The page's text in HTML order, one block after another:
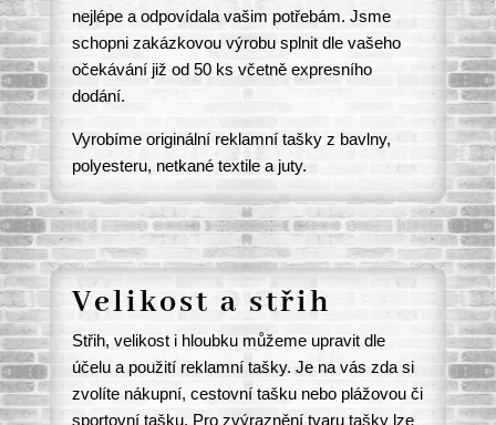
nejlépe a odpovídala vašim potřebám. Jsme
schopni zakázkovou výrobu splnit dle vašeho
očekávání již od 50 ks včetně expresního
dodání.
Vyrobíme originální reklamní tašky z bavlny,
polyesteru, netkané textile a juty.
Velikost a střih
Střih, velikost i hloubku můžeme upravit dle
účelu a použití reklamní tašky. Je na vás zda si
zvolíte nákupní, cestovní tašku nebo plážovou či
sportovní tašku. Pro zvýraznění tvaru tašky lze